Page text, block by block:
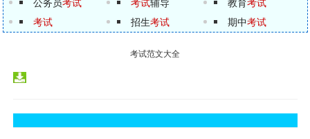
考试
招生考试 期中考试
考试范文大全